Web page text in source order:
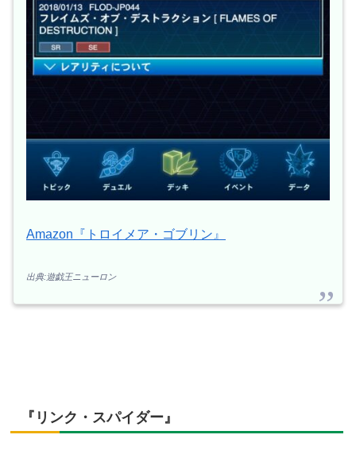
Amazon『トロイメア・ゴブリン』
出典:遊戯王ニューロン
『リンク・スパイダー』